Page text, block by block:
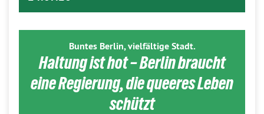
Buntes Berlin, vielfältige Stadt.
Haltung ist hot – Berlin braucht
eine Regierung, die queeres Leben
schützt